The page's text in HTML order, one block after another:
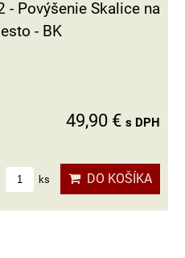
- Povýšenie Skalice na
- BK
49,90 € s DPH
ks DO KOŠÍKA